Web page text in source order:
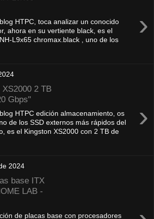
›
HTPC, toca analizar un conocido
ahora en su vertiente black, es el
L9x65 chromax.black , uno de los
2 TB
Gbps"
›
HTPC edición almacenamiento, os
de los SSD externos más rápidos del
es el Kingston XS2000 con 2 TB de
2024
base ITX
LAB -
de placas base con procesadores